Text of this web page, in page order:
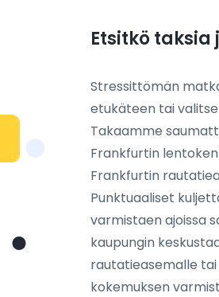
Etsitkö
Stressittömän
etukäteen tai
Takaamme
Frankfurtin
Frankfurtin
Punktuaaliset
varmistaen ajoissa
kaupungin
rautatieasemalle
kokemuksen